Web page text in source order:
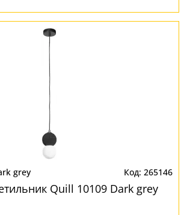
grey 265146
Quill 10109 Dark grey